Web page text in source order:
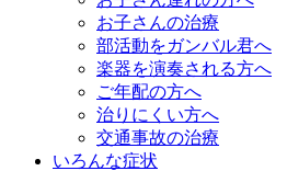
お子さんの治療
部活動をガンバル君へ
楽器を演奏される方へ
ご年配の方へ
治りにくい方へ
交通事故の治療
いろんな症状